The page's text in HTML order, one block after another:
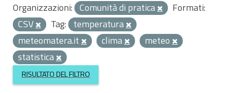
Organizzazioni: Comunità di pratica
Formati:
CSV
Tag: temperatura
meteomatera.it
clima
meteo
statistica
RISULTATO DEL FILTRO